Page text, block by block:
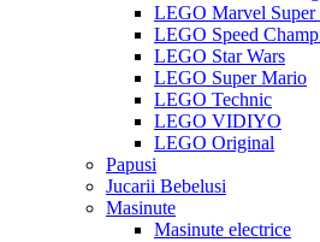
LEGO Marvel Super
LEGO Speed
LEGO Star Wars
LEGO Super Mario
LEGO Technic
LEGO VIDIYO
LEGO Original
Papusi
Jucarii Bebelusi
Masinute
Masinute electrice